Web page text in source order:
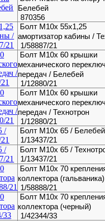
Белебей
870356
Болт М10х 55х1,25
амортизатор кабины /
1/58887/21
Болт М10х 60 крышки
механического
передач / Белебей
1/12880/21
Болт М10х 60 крышки
механического
передач / Технотрон
1/12880/21
Болт М10х 65 / Белебей
1/13437/21
Болт М10х 65 /
1/13437/21
Болт М10х 70
коллектора (гальваника)
1/58888/21
Болт М10х 70
коллектора (черный)
1/42344/33